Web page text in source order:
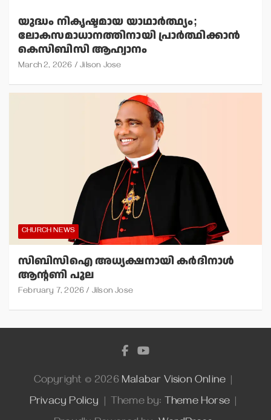
യുദ്ധം നികൃഷ്ടമായ യാഥാര്‍ത്ഥ്യം;
ലോകസമാധാനത്തിനായി പ്രാര്‍ത്ഥിക്കാന്‍
കെസിബിസി ആഹ്വാനം
March 2, 2026 Jilson Jose
CHURCH NEWS
സിബിസിഐ അധ്യക്ഷനായി കര്‍ദിനാള്‍
ആന്റണി പൂല
February 7, 2026 Jilson Jose
Copyright © 2026 Malabar Vision Online
Privacy Policy
Theme by: Theme Horse